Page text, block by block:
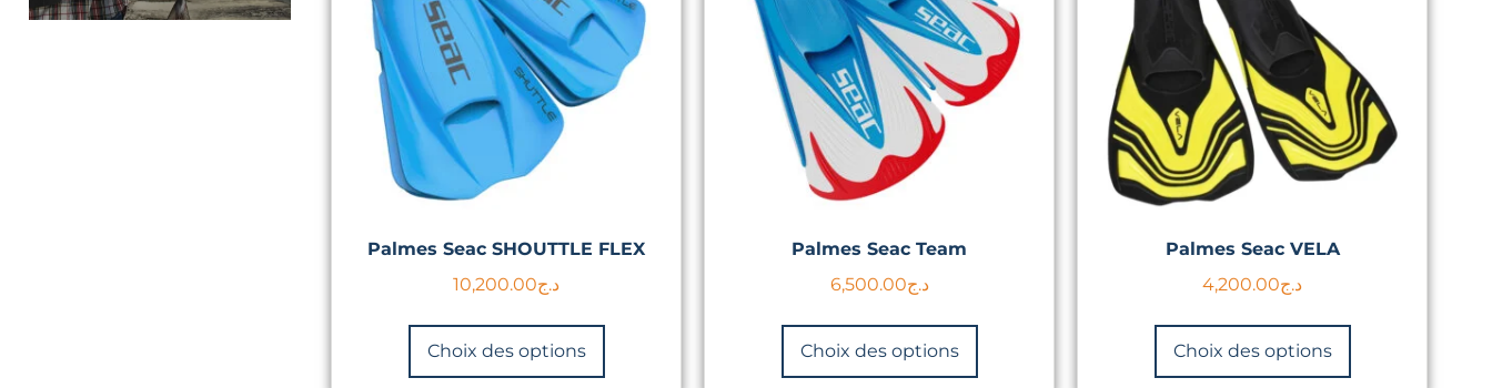
Palmes Seac SHOUTTLE FLEX
د.ج10,200.00
Choix des options
Palmes Seac Team
د.ج6,500.00
Choix des options
Palmes Seac VELA
د.ج4,200.00
Choix des options